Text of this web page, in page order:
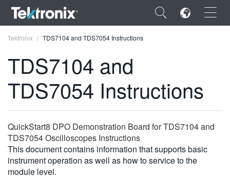
×
ENGLISH
DEUTSCH
VIỆT NAM
Tektronix TDS7104 and TDS7054 Instructions
TDS7104 and
TDS7054 Instructions
QuickStart8 DPO Demonstration Board for TDS7104 and
TDS7054 Oscilloscopes Instructions
This document contains information that supports basic
instrument operation as well as how to service to the
module level.